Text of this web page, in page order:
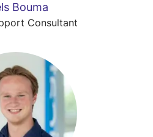
Bouma
Consultant